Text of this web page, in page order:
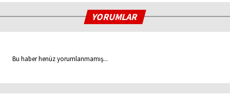
YORUMLAR
Bu haber henüz yorumlanmamış...